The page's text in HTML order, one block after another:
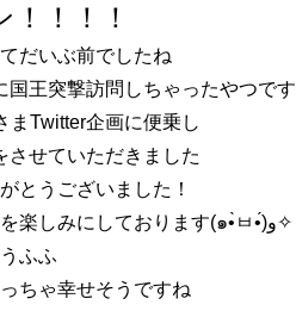
！！！！
だいぶ前でしたね
国王突撃訪問しちゃったやつです
ま Twitter企画に便乗し
させていただきました
とうございました！
是非2000人記念、また次回を楽しみにしております(๑•̀ㅂ•́)و✧
うふふ
ちゃ幸せそうですね